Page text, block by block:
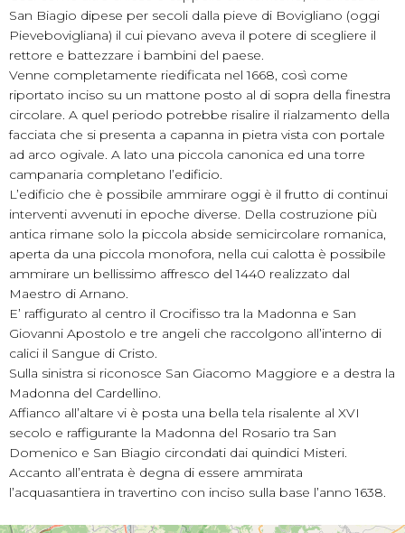
San Biagio dipese per secoli dalla pieve di Bovigliano (oggi
Pievebovigliana) il cui pievano aveva il potere di scegliere il
rettore e battezzare i bambini del paese.
Venne completamente riedificata nel 1668, così come
riportato inciso su un mattone posto al di sopra della finestra
circolare. A quel periodo potrebbe risalire il rialzamento della
facciata che si presenta a capanna in pietra vista con portale
ad arco ogivale. A lato una piccola canonica ed una torre
campanaria completano l’edificio.
L’edificio che è possibile ammirare oggi è il frutto di continui
interventi avvenuti in epoche diverse. Della costruzione più
antica rimane solo la piccola abside semicircolare romanica,
aperta da una piccola monofora, nella cui calotta è possibile
ammirare un bellissimo affresco del 1440 realizzato dal
Maestro di Arnano.
E’ raffigurato al centro il Crocifisso tra la Madonna e San
Giovanni Apostolo e tre angeli che raccolgono all’interno di
calici il Sangue di Cristo.
Sulla sinistra si riconosce San Giacomo Maggiore e a destra la
Madonna del Cardellino.
Affianco all’altare vi è posta una bella tela risalente al XVI
secolo e raffigurante la Madonna del Rosario tra San
Domenico e San Biagio circondati dai quindici Misteri.
Accanto all’entrata è degna di essere ammirata
l’acquasantiera in travertino con inciso sulla base l’anno 1638.